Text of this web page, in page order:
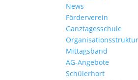
News
Förderverein
Ganztagesschule
Organisationsstruktur
Mittagsband
AG-Angebote
Schülerhort